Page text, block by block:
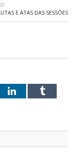
E ATAS DAS SESSÕES
LinkedInTumblr